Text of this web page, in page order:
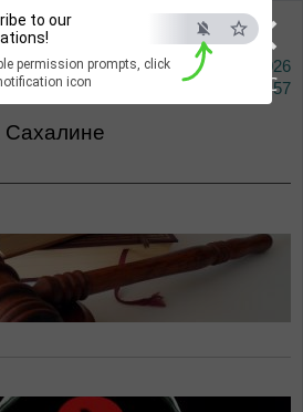
×
ESC
to our
permission prompts, click
icon
Pacific Information Agency
10 augusta 2026
15:57
Сахалине